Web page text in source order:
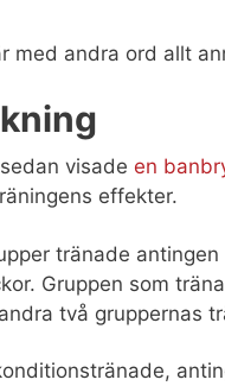
med andra ord allt
visade en
effekter.
tränade
Gruppen som
två gruppernas